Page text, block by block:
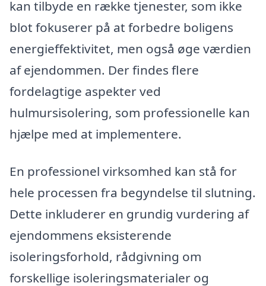
kan tilbyde en række tjenester, som ikke
blot fokuserer på at forbedre boligens
energieffektivitet, men også øge værdien
af ejendommen. Der findes flere
fordelagtige aspekter ved
hulmursisolering, som professionelle kan
hjælpe med at implementere.
En professionel virksomhed kan stå for
hele processen fra begyndelse til slutning.
Dette inkluderer en grundig vurdering af
ejendommens eksisterende
isoleringsforhold, rådgivning om
forskellige isoleringsmaterialer og